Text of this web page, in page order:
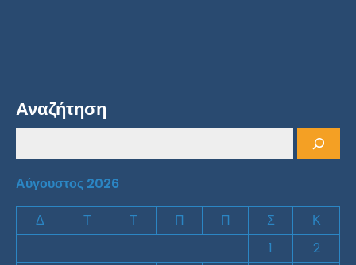
Αναζήτηση
Αύγουστος 2026
Δ
Τ Τ Π Π Σ
Κ
1
2